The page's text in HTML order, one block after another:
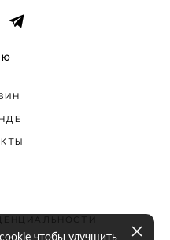
чтобы улучшить